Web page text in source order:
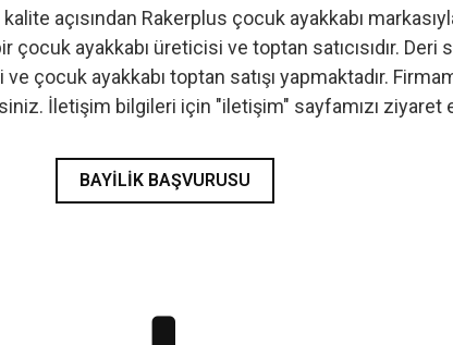
açısından Rakerplus çocuk ayakkabı
ayakkabı üreticisi ve toptan satıcısıdır. Deri
çocuk ayakkabı toptan satışı yapmaktadır.
İletişim bilgileri için "iletişim" sayfamızı ziyaret
BAYILIK BAŞVURUSU